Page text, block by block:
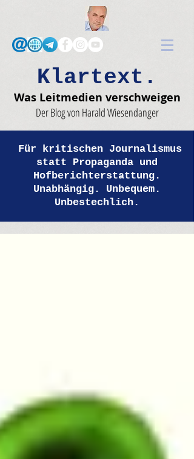
Klartext.
Was Leitmedien verschweigen
Der Blog von Harald Wiesendanger
Für kritischen Journalismus
statt Propaganda und
Hofberichterstattung.
Unabhängig. Unbequem.
Unbestechlich.